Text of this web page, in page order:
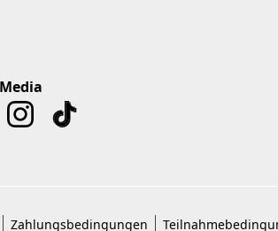
Zahlungsbedingungen